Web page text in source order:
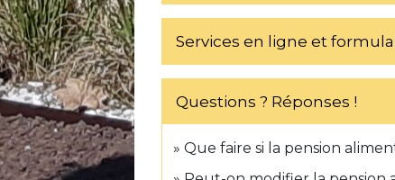
Services en ligne et
Questions ? Réponses !
Que faire si la pension